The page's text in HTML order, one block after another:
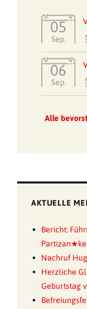
05
Sep.
06
Sep.
Alle
AKTUELLE
Bericht:
Nachruf
Herzliche
Geburtstag